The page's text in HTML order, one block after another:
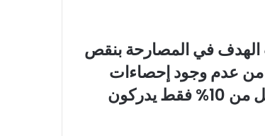
2030، والتي أصابت الهدف في المصارحة بنقص
من عدم وجود إحصاءات
رسمية أو دراسات تقيس هذا الأمر، إلا أنه يقدر أن أقل من 10% فقط يدركون